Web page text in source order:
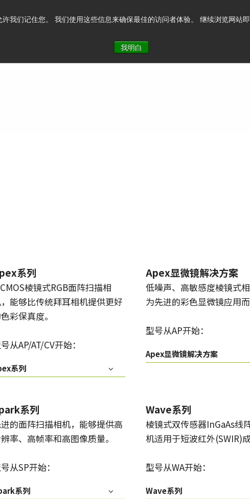
我们记住您。 我们使用这些信息来确保最佳的访问者体验。 继续浏览网站
我明白
系列
棱镜式RGB面阵扫描相
能够比传统拜耳相机提供更好
彩保真度。
从AP/AT/CV开始：
系列
Apex显微镜解决方案
低噪声、高敏感度棱镜式
为先进的彩色显微镜应用而
型号从AP开始：
Apex显微镜解决方案
系列
的面阵扫描相机，能够提供高
率、高帧率和高图像质量。
从SP开始：
系列
Wave系列
棱镜式双传感器InGaAs线
机适用于短波红外(SWIR)成
型号从WA开始：
Wave系列